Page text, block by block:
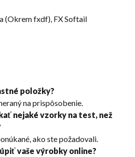
(Okrem fxdf), FX Softail
položky?
na prispôsobenie.
nejaké vzorky na test, než
ako ste požadovali.
vaše výrobky online?